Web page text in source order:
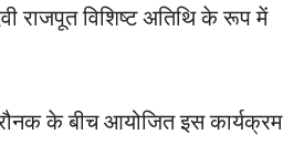
राजपूत विशिष्ट अतिथि के रूप में
के बीच आयोजित इस कार्यक्रम